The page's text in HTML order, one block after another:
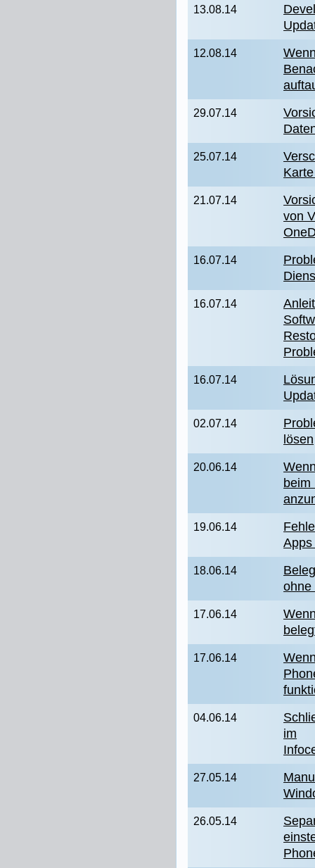
13.08.14
12.08.14
29.07.14
25.07.14
21.07.14
von
16.07.14
16.07.14
16.07.14
02.07.14
lösen
20.06.14
beim
19.06.14
18.06.14
ohne
17.06.14
17.06.14
04.06.14
im
27.05.14
26.05.14